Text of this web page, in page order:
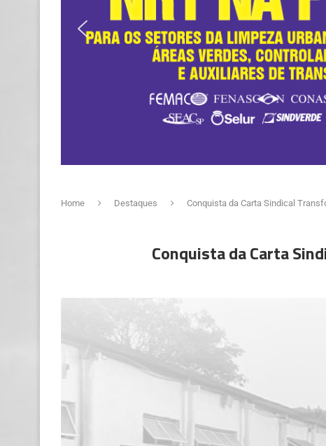
Home Destaques Conquista da Carta Sindical
Conquista da Carta